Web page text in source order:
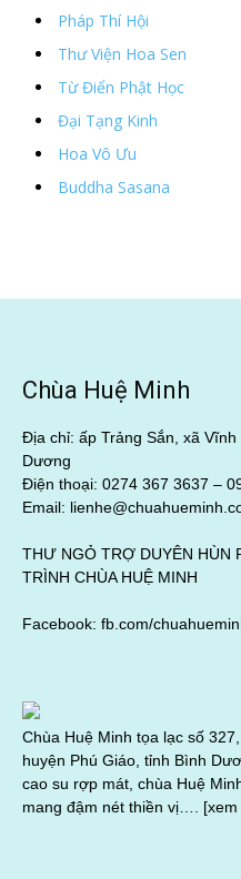
Pháp Thí Hội
Thư Viện Hoa Sen
Từ Điển Phật Học
Đại Tạng Kinh
Hoa Vô Ưu
Buddha Sasana
Chùa Huệ Minh
Địa chỉ: ấp Trảng Sắn, xã
Dương
Điện thoại: 0274 367 3637 –
Email:
THƯ NGỎ TRỢ DUYÊN HÙN
TRÌNH CHÙA HUỆ MINH
Facebook: fb.com/
Chùa Huệ Minh tọa lạc số
huyện Phú Giáo, tỉnh Bình
cao su rợp mát, chùa Huệ
mang đậm nét thiền vị…. [xem